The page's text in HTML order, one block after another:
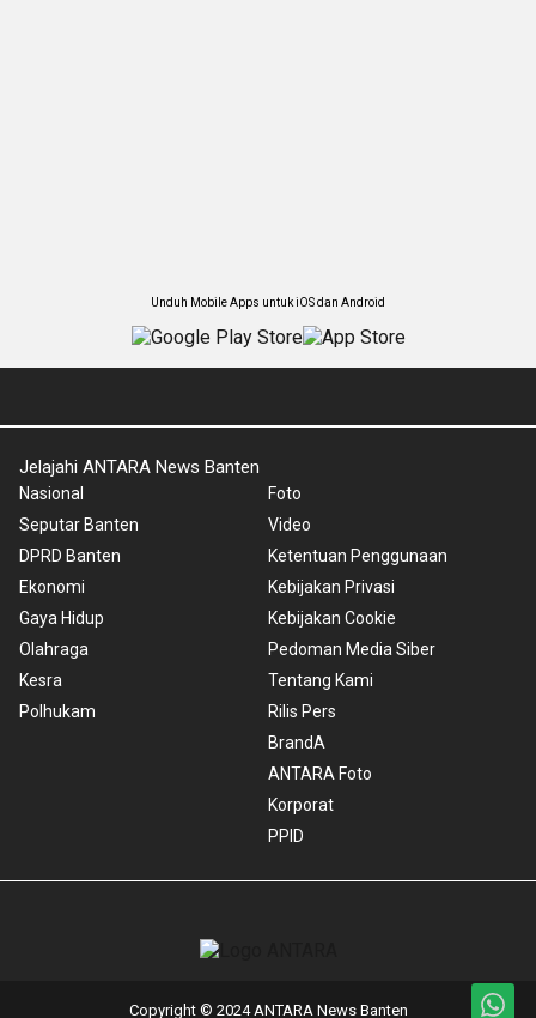
Unduh Mobile Apps untuk iOS dan Android
Jelajahi ANTARA News Banten
Nasional
Seputar Banten
DPRD Banten
Ekonomi
Gaya Hidup
Olahraga
Kesra
Polhukam
Foto
Video
Ketentuan Penggunaan
Kebijakan Privasi
Kebijakan Cookie
Pedoman Media Siber
Tentang Kami
Rilis Pers
BrandA
ANTARA Foto
Korporat
PPID
Copyright © 2024 ANTARA News Banten